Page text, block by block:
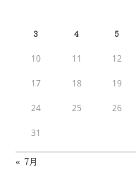
3 4 5
10 11 12
17 18 19
24 25 26
31
« 7月